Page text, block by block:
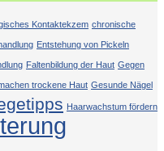
Kontaktekzem chronische
Entstehung von Pickeln
Faltenbildung der Haut Gegen
trockene Haut Gesunde Nägel
Haarwachstum fördern